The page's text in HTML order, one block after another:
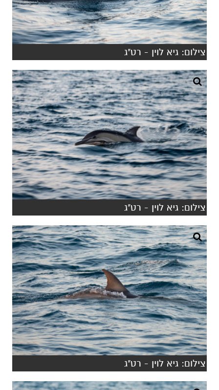
צילום: גיא לוין - רט"ג
צילום: גיא לוין - רט"ג
צילום: גיא לוין - רט"ג